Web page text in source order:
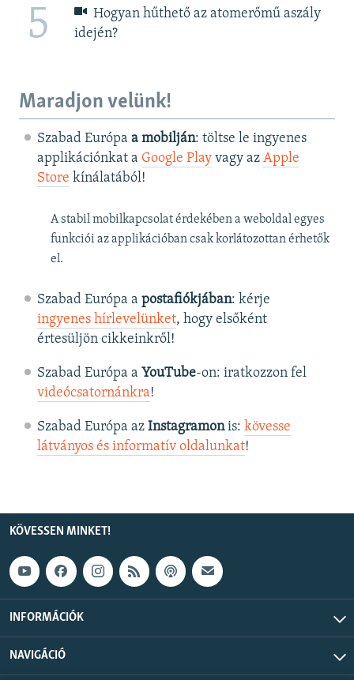
5
Hogyan hűthető az atomerőmű aszály
idején?
Maradjon velünk!
Szabad Európa a mobilján: töltse le ingyenes
applikációnkat a Google Playvagy az Apple
Store kínálatából!
A stabil mobilkapcsolat érdekében a weboldal egyes
funkciói az applikációban csak korlátozottan érhetők
el.
Szabad Európa a postafiókjában: kérje
ingyenes hírlevelünket, hogy elsőként
értesüljön cikkeinkről!
Szabad Európa a YouTube-on: iratkozzon fel
videócsatornánkra!
Szabad Európa az Instagramonis: kövesse
látványos és informatív oldalunkat! ​
KÖVESSEN MINKET!
INFORMÁCIÓK
NAVIGÁCIÓ